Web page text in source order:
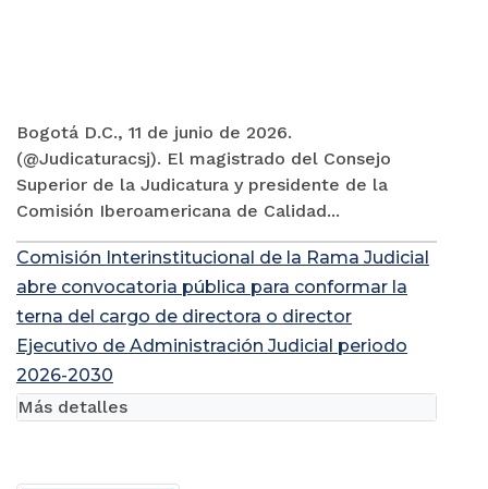
Bogotá D.C., 11 de junio de 2026.
(@Judicaturacsj). El magistrado del Consejo
Superior de la Judicatura y presidente de la
Comisión Iberoamericana de Calidad...
Comisión Interinstitucional de la Rama Judicial
abre convocatoria pública para conformar la
terna del cargo de directora o director
Ejecutivo de Administración Judicial periodo
2026-2030
Más detalles